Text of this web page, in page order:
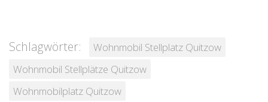
Schlagwörter:
Wohnmobil Stellplatz Quitzow
Wohnmobil Stellplätze Quitzow
Wohnmobilplatz Quitzow